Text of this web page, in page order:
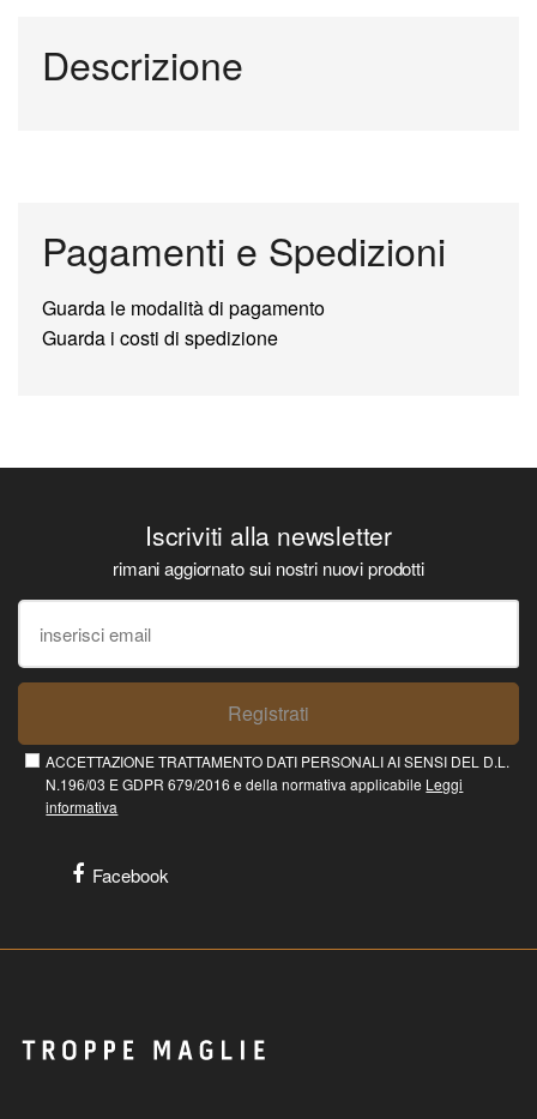
Descrizione
Pagamenti e Spedizioni
Guarda le modalità di pagamento
Guarda i costi di spedizione
Iscriviti alla newsletter
rimani aggiornato sui nostri nuovi prodotti
Registrati
ACCETTAZIONE TRATTAMENTO DATI PERSONALI AI SENSI DEL D.L.
N.196/03 E GDPR 679/2016 e della normativa applicabile Leggi
informativa
Facebook